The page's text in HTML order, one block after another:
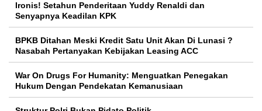
Ironis! Setahun Penderitaan Yuddy Renaldi dan
Senyapnya Keadilan KPK
BPKB Ditahan Meski Kredit Satu Unit Akan Di Lunasi ?
Nasabah Pertanyakan Kebijakan Leasing ACC
War On Drugs For Humanity: Menguatkan Penegakan
Hukum Dengan Pendekatan Kemanusiaan